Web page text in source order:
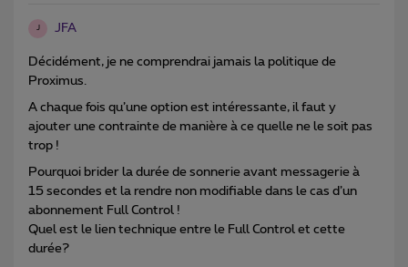
J JFA
Décidément, je ne comprendrai jamais la politique de
Proximus.
A chaque fois qu’une option est intéressante, il faut y
ajouter une contrainte de manière à ce quelle ne le soit pas
trop !
Pourquoi brider la durée de sonnerie avant messagerie à
15 secondes et la rendre non modifiable dans le cas d’un
abonnement Full Control !
Quel est le lien technique entre le Full Control et cette
durée?